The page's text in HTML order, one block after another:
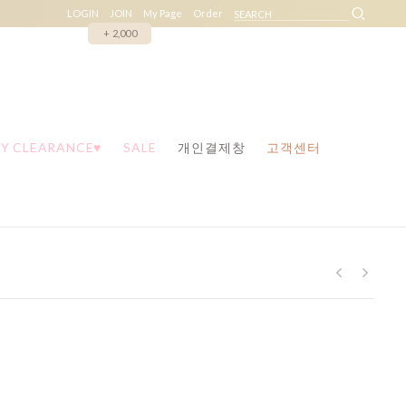
LOGIN
JOIN
+ 2,000
My Page Order
CLEARANCE♥ SALE 개인결제창 고객센터